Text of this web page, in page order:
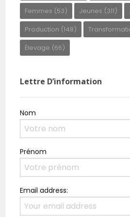
Femmes (53) Jeunes (311)
Production (148)
Élevage (66)
Lettre D’information
Nom
Prénom
Email address: